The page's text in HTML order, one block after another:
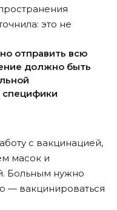
это не
отправить всю
должно быть
специфики
с вакцинацией,
масок и
Больным нужно
— вакцинироваться